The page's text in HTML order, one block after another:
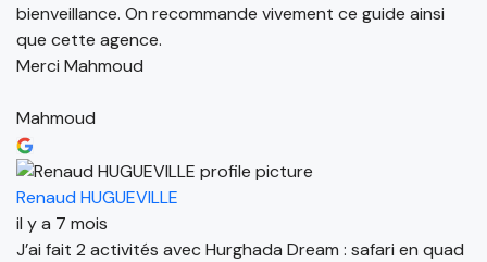
bienveillance. On recommande vivement ce guide ainsi
que cette agence.
Merci Mahmoud
Mahmoud
Renaud HUGUEVILLE
il y a 7 mois
J’ai fait 2 activités avec Hurghada Dream : safari en quad